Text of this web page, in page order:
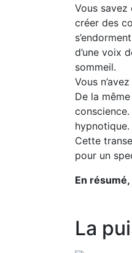
Vous
créer des
d’une voix
sommeil.
Vous
De la
Cette
pour un
En
La